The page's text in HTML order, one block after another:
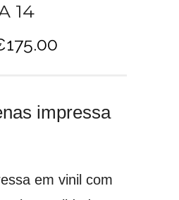
14
175.00
e
n
g
impressa
em vinil com